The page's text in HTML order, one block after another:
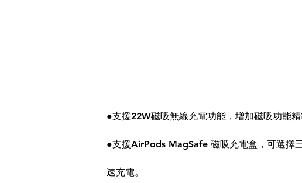
●支援22W磁吸無線充電功能，增加磁吸功能精
●支援AirPods MagSafe 磁吸充電盒，可選擇
速充電。